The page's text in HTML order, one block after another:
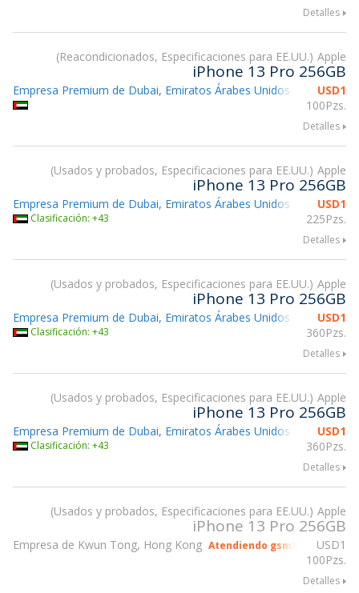
Detalles
Reacondicionados, Especificaciones para EE.UU. Apple
iPhone 13 Pro 256GB
USD1
100Pzs.
Empresa Premium de Dubai, Emiratos Árabes Unidos
Detalles
Usados y probados, Especificaciones para EE.UU. Apple
iPhone 13 Pro 256GB
USD1
225Pzs.
Empresa Premium de Dubai, Emiratos Árabes Unidos
Clasificación: +43
Detalles
Usados y probados, Especificaciones para EE.UU. Apple
iPhone 13 Pro 256GB
USD1
360Pzs.
Empresa Premium de Dubai, Emiratos Árabes Unidos
Clasificación: +43
Detalles
Usados y probados, Especificaciones para EE.UU. Apple
iPhone 13 Pro 256GB
USD1
360Pzs.
Empresa Premium de Dubai, Emiratos Árabes Unidos
Clasificación: +43
Detalles
Usados y probados, Especificaciones para EE.UU. Apple
iPhone 13 Pro 256GB
USD1
100Pzs.
Empresa de Kwun Tong, Hong Kong Atendiendo gsmX Hong Kong
Detalles